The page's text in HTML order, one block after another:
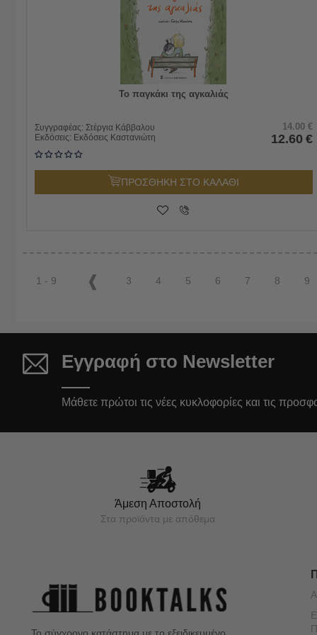
Το παγκάκι της αγκαλιάς
Συγγραφέας: Στέργια Κάββαλου
Εκδόσεις: Εκδόσεις Καστανιώτη
14.00 €
12.60 €
ΠΡΟΣΘΗΚΗ ΣΤΟ ΚΑΛΑΘΙ
1 - 9 3 4 5 6 7 8 9
Εγγραφή στο Newsletter
Μάθετε πρώτοι τις νέες κυκλοφορίες και τις
Άμεση Αποστολή
Στα προϊόντα με απόθεμα